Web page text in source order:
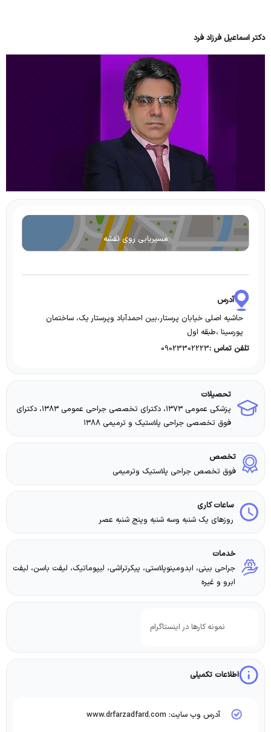
دکتر اسماعیل فرزاد فرد
مسیریابی روی نقشه
آدرس
حاشیه اصلی خیابان پرستار،بین احمدآباد وپرستار یک، ساختمان
پورسینا ،طبقه اول
تلفن تماس :09023302223
تحصیلات
پزشکی عمومی ۱۳۷۳، دکترای تخصصی جراحی عمومی ۱۳۸۳، دکترای
فوق تخصصی جراحی پلاستیک و ترمیمی ۱۳۸۸
تخصص
فوق تخصص جراحی پلاستیک وترمیمی
ساعات کاری
روزهای یک شنبه وسه شنبه وپنج شنبه عصر
خدمات
جراحی بینی، ابدومینوپلاستی، پیکرتراشی، لیپوماتیک، لیفت باسن، لیفت
ابرو و غیره
نمونه کارها در اینستاگرام
اطلاعات تکمیلی
آدرس وب سایت: www.drfarzadfard.com